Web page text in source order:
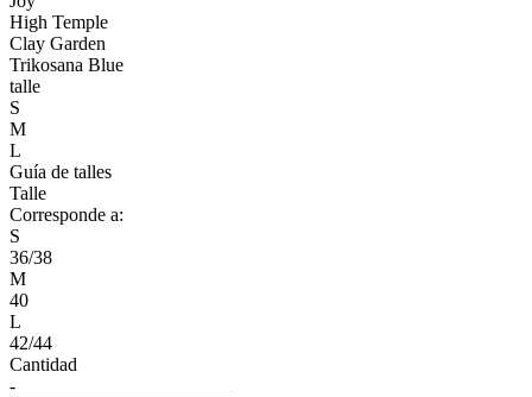
High Temple
Clay Garden
Trikosana Blue
talle
S
M
L
Guía de talles
Talle
Corresponde a:
S
36/38
M
40
L
42/44
Cantidad
-